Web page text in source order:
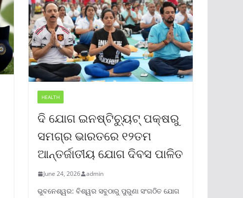
HEALTH
ଦି ଯୋଗ ଇନଷ୍ଟିଚ୍ୟୁଟ୍ ପକ୍ଷରୁ
ସମଗ୍ର ଭାରତରେ ୧୨ତମ
ଆନ୍ତର୍ଜାତୀୟ ଯୋଗ ଦିବସ ପାଳିତ
June 24, 2026 admin
ଭୁବନେଶ୍ୱର: ବିଶ୍ୱର ସବୁଠାରୁ ପୁରୁଣା ସଂଗଠିତ ଯୋଗ